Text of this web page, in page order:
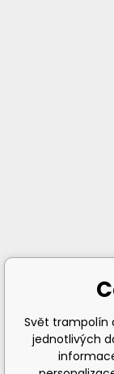
Svět trampolín
jednotlivých